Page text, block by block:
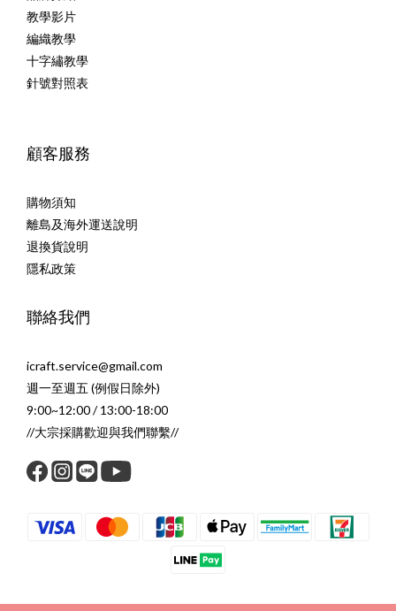
教學影片
編織教學
十字繡教學
針號對照表
顧客服務
購物須知
離島及海外運送說明
退換貨說明
隱私政策
聯絡我們
icraft.service@gmail.com
週一至週五 (例假日除外)
9:00~12:00 / 13:00-18:00
//大宗採購歡迎與我們聯繫//